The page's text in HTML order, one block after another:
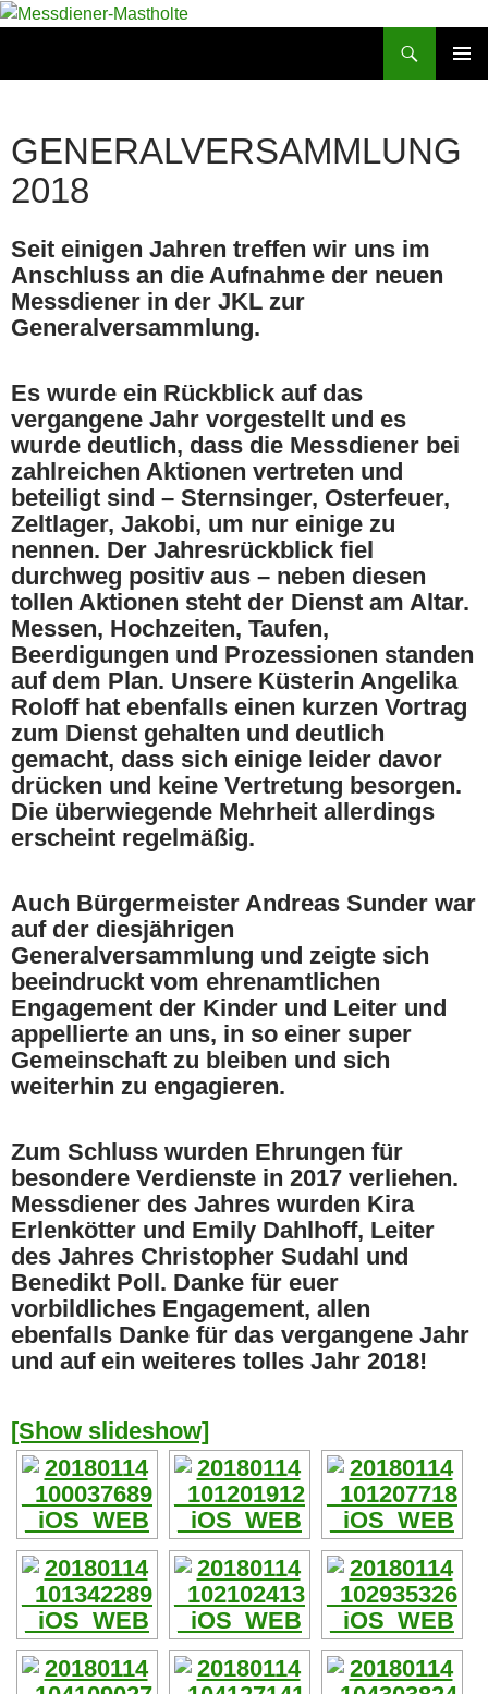
GENERALVERSAMMLUNG
2018
Seit einigen Jahren treffen wir uns im
Anschluss an die Aufnahme der neuen
Messdiener in der JKL zur
Generalversammlung.
Es wurde ein Rückblick auf das
vergangene Jahr vorgestellt und es
wurde deutlich, dass die Messdiener bei
zahlreichen Aktionen vertreten und
beteiligt sind – Sternsinger, Osterfeuer,
Zeltlager, Jakobi, um nur einige zu
nennen. Der Jahresrückblick fiel
durchweg positiv aus – neben diesen
tollen Aktionen steht der Dienst am Altar.
Messen, Hochzeiten, Taufen,
Beerdigungen und Prozessionen standen
auf dem Plan. Unsere Küsterin Angelika
Roloff hat ebenfalls einen kurzen Vortrag
zum Dienst gehalten und deutlich
gemacht, dass sich einige leider davor
drücken und keine Vertretung besorgen.
Die überwiegende Mehrheit allerdings
erscheint regelmäßig.
Auch Bürgermeister Andreas Sunder war
auf der diesjährigen
Generalversammlung und zeigte sich
beeindruckt vom ehrenamtlichen
Engagement der Kinder und Leiter und
appellierte an uns, in so einer super
Gemeinschaft zu bleiben und sich
weiterhin zu engagieren.
Zum Schluss wurden Ehrungen für
besondere Verdienste in 2017 verliehen.
Messdiener des Jahres wurden Kira
Erlenkötter und Emily Dahlhoff, Leiter
des Jahres Christopher Sudahl und
Benedikt Poll. Danke für euer
vorbildliches Engagement, allen
ebenfalls Danke für das vergangene Jahr
und auf ein weiteres tolles Jahr 2018!
[Show slideshow]